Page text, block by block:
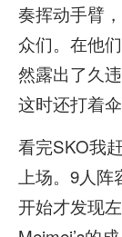
奏挥动手臂
众们。在他
然露出了久
这时还打着伞
看完SKO我
上场。9人
开始才发现